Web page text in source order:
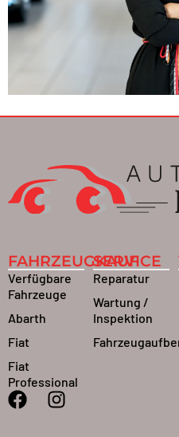
FAHRZEUGKAUF
Verfügbare
Fahrzeuge
Abarth
Fiat
Fiat
Professional
SERVICE
Reparatur
Wartung /
Inspektion